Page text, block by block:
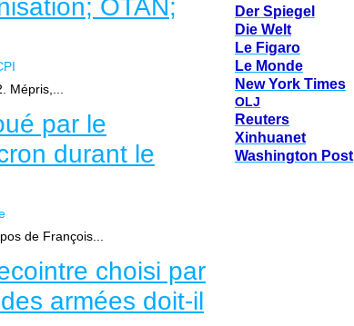
OTAN;
Mépris,...
par le
durant le
de François...
choisi par
armées doit-il
Der Spiegel
Die Welt
Le Figaro
Le Monde
New York Times
OLJ
Reuters
Xinhuanet
Washington Post